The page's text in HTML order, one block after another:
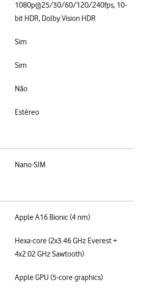
1080p@25/30/60/120/240fps, 10-
bit HDR, Dolby Vision HDR
Sim
Sim
Não
Estéreo
Nano-SIM
Apple A16 Bionic (4 nm)
Hexa-core (2x3.46 GHz Everest +
4x2.02 GHz Sawtooth)
Apple GPU (5-core graphics)